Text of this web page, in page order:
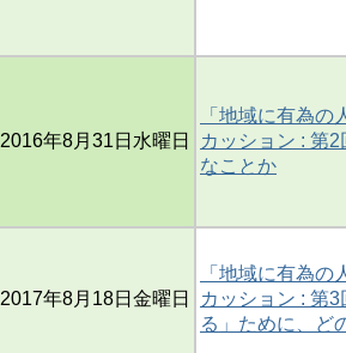
2016年8月31日水曜日
「地域に有為
カッション : 第
なことか
2017年8月18日金曜日
「地域に有為
カッション : 第
る」ために、ど